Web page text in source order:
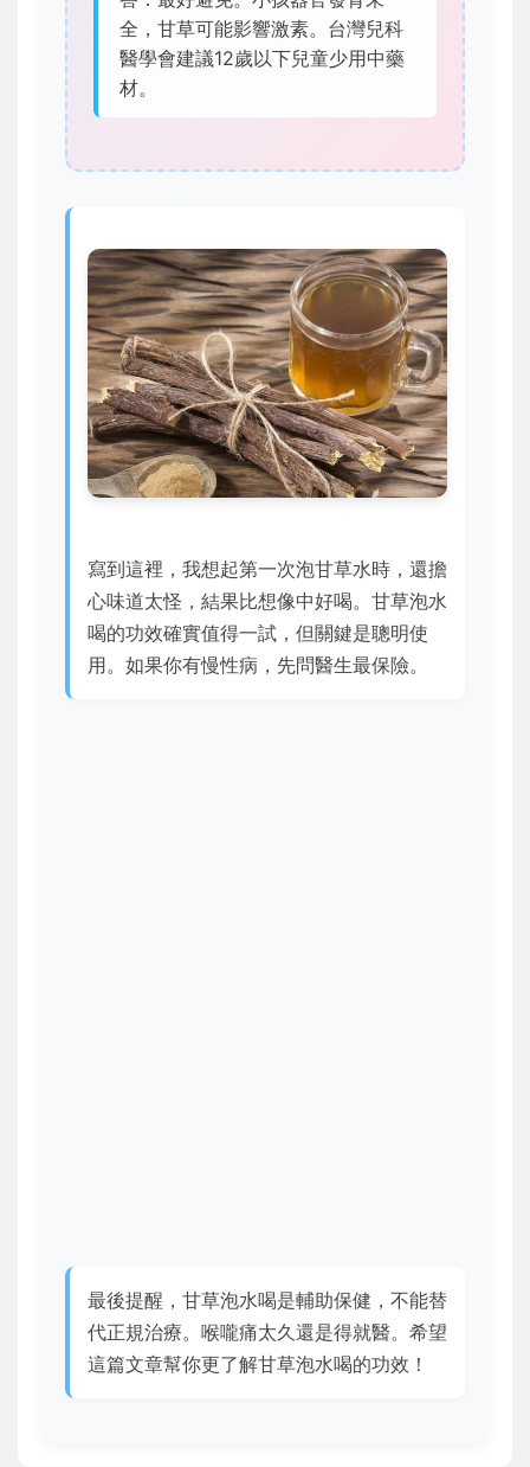
全，甘草可能影響激素。台灣兒科
醫學會建議12歲以下兒童少用中藥
材。
寫到這裡，我想起第一次泡甘草水時，還擔
心味道太怪，結果比想像中好喝。甘草泡水
喝的功效確實值得一試，但關鍵是聰明使
用。如果你有慢性病，先問醫生最保險。
最後提醒，甘草泡水喝是輔助保健，不能替
代正規治療。喉嚨痛太久還是得就醫。希望
這篇文章幫你更了解甘草泡水喝的功效！